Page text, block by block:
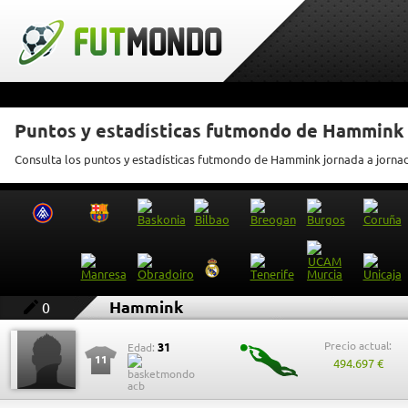
Puntos y estadísticas futmondo de Hammink
Consulta los puntos y estadísticas futmondo de Hammink jornada a
0 Hammink
11
Edad: 31 Precio actual:
494.697 €